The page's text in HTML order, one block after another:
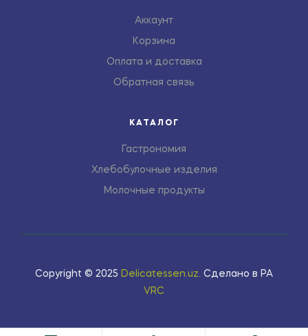
Аккаунт
Корзина
Оплата и доставка
Обратная связь
КАТАЛОГ
Гастрономия
Хлебобулочные изделия
Молочные продукты
Copyright © 2025 Delicatessen.uz. Сделано в РА
VRC